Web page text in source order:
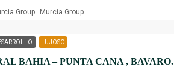
Murcia Group
LUJOSO
BAHIA – PUNTA CANA , BAVARO.